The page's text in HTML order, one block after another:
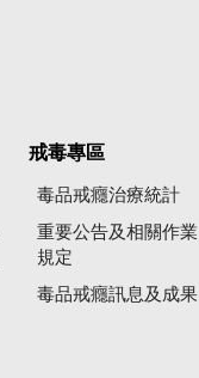
戒毒專區
毒品戒癮治療統計
重要公告及相關作業
規定
毒品戒癮訊息及成果